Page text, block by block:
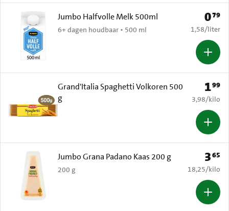
Jumbo Halfvolle Melk 500ml
6+ dagen houdbaar • 500 ml
Prijs:
079
€ 1,58 per
1,58/liter
Grand'Italia Spaghetti Volkoren 500
g
Prijs:
199
€ 3,98 per
3,98/kilo
Jumbo Grana Padano Kaas 200 g
200 g
Prijs:
365
€ 18,25 per
18,25/kilo